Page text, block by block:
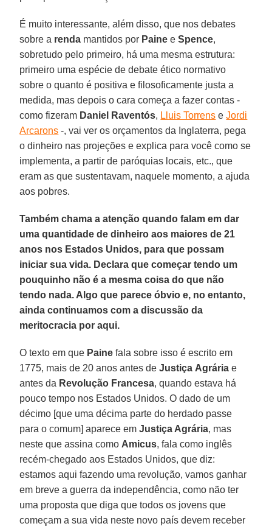
É muito interessante, além disso, que nos debates
sobre a renda mantidos por Paine eSpence,
sobretudo pelo primeiro, há uma mesma estrutura:
primeiro uma espécie de debate ético normativo
sobre o quanto é positiva e filosoficamente justa a
medida, mas depois o cara começa a fazer contas -
como fizeram Daniel Raventós, Lluis Torrens eJordi
Arcarons -, vai ver os orçamentos da Inglaterra, pega
o dinheiro nas projeções e explica para você como se
implementa, a partir de paróquias locais, etc., que
eram as que sustentavam, naquele momento, a ajuda
aos pobres.
Também chama a atenção quando falam em dar
uma quantidade de dinheiro aos maiores de 21
anos nos Estados Unidos, para que possam
iniciar sua vida. Declara que começar tendo um
pouquinho não é a mesma coisa do que não
tendo nada. Algo que parece óbvio e, no entanto,
ainda continuamos com a discussão da
meritocracia por aqui.
O texto em que Paine fala sobre isso é escrito em
1775, mais de 20 anos antes deJustiça Agrária e
antes da Revolução Francesa, quando estava há
pouco tempo nos Estados Unidos. O dado de um
décimo [que uma décima parte do herdado passe
para o comum] aparece emJustiça Agrária, mas
neste que assina como Amicus, fala como inglês
recém-chegado aos Estados Unidos, que diz:
estamos aqui fazendo uma revolução, vamos ganhar
em breve a guerra da independência, como não ter
uma proposta que diga que todos os jovens que
começam a sua vida neste novo país devem receber